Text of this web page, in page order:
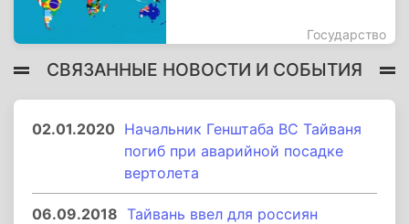
Государство
СВЯЗАННЫЕ НОВОСТИ И СОБЫТИЯ
02.01.2020 Начальник Генштаба ВС Тайваня
погиб при аварийной посадке
вертолета
06.09.2018 Тайвань ввел для россиян